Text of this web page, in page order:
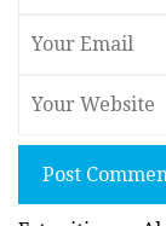
Post